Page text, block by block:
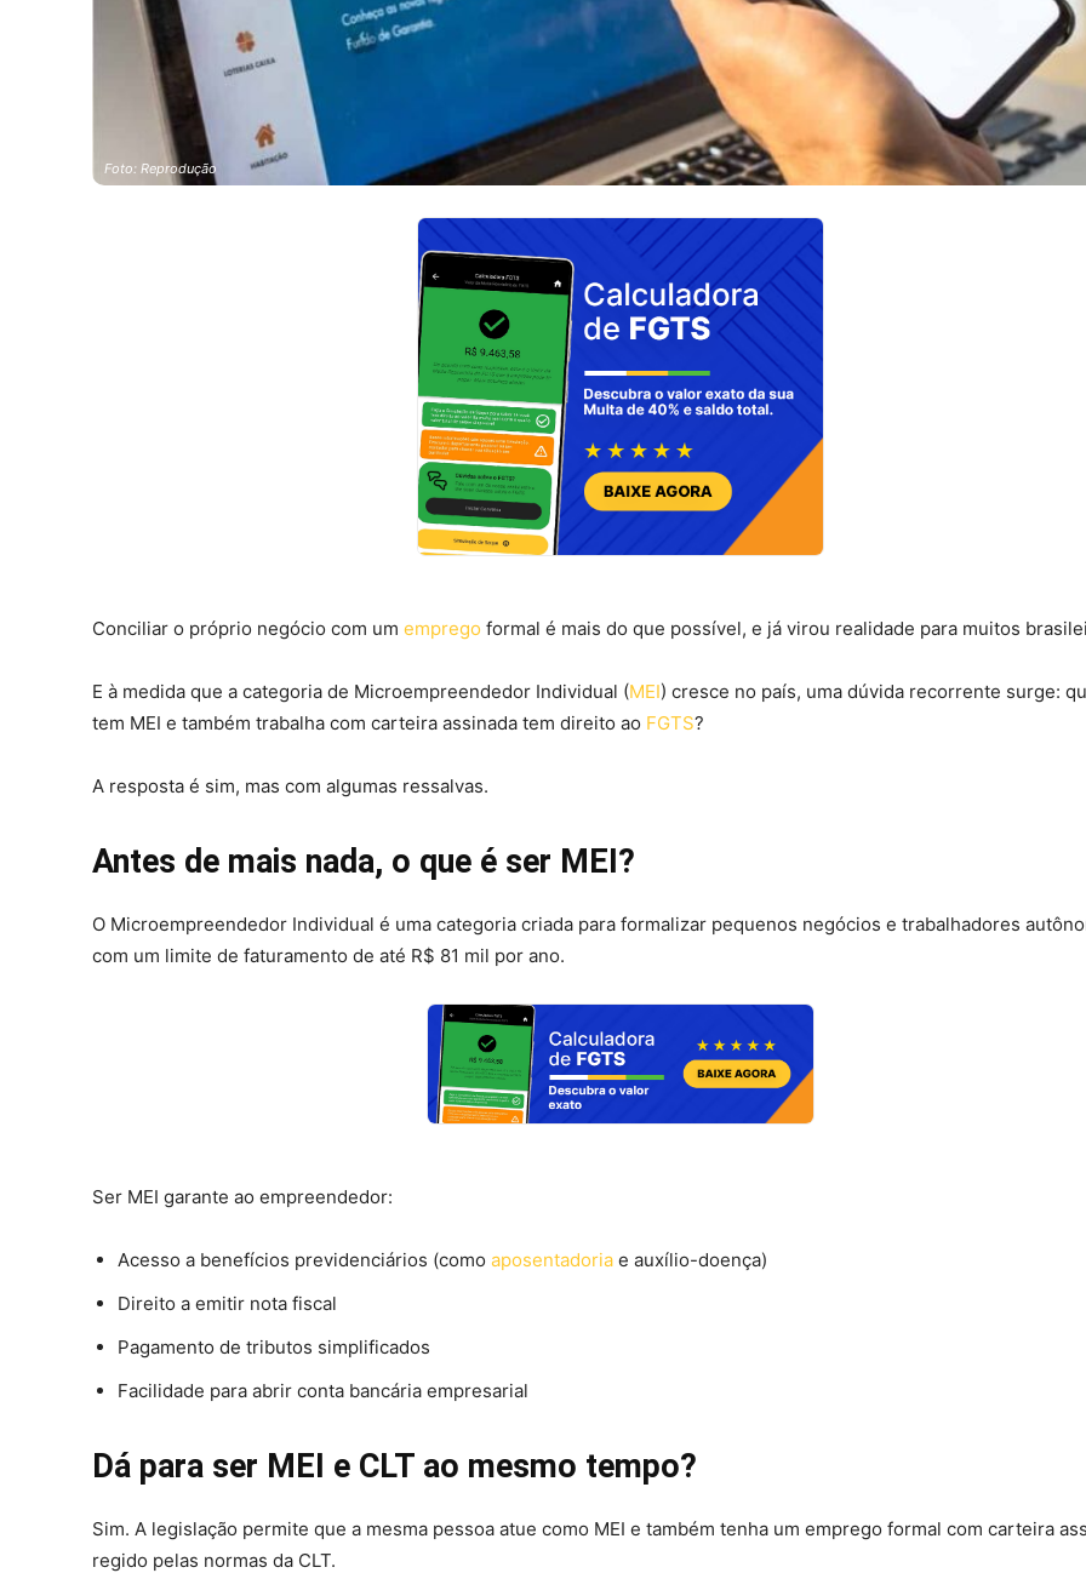
Foto: Reprodução
Conciliar o próprio negócio com um emprego formal é mais do que possível, e já virou realidade para muitos
E à medida que a categoria de Microempreendedor Individual (MEI) cresce no país, uma dúvida recorrente surge:
tem MEI e também trabalha com carteira assinada tem direito ao FGTS?
A resposta é sim, mas com algumas ressalvas.
Antes de mais nada, o que é ser MEI?
O Microempreendedor Individual é uma categoria criada para formalizar pequenos negócios e trabalhadores
com um limite de faturamento de até R$ 81 mil por ano.
Ser MEI garante ao empreendedor:
Acesso a benefícios previdenciários (como aposentadoria e auxílio-doença)
Direito a emitir nota fiscal
Pagamento de tributos simplificados
Facilidade para abrir conta bancária empresarial
Dá para ser MEI e CLT ao mesmo tempo?
Sim. A legislação permite que a mesma pessoa atue como MEI e também tenha um emprego formal com carteira
regido pelas normas da CLT.